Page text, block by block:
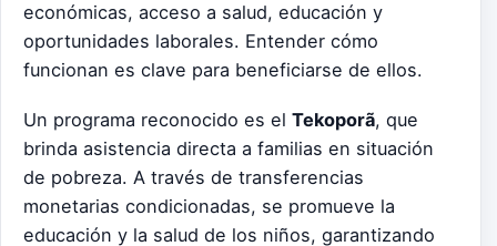
económicas, acceso a salud, educación y
oportunidades laborales. Entender cómo
funcionan es clave para beneficiarse de ellos.
Un programa reconocido es el Tekoporã, que
brinda asistencia directa a familias en situación
de pobreza. A través de transferencias
monetarias condicionadas, se promueve la
educación y la salud de los niños, garantizando